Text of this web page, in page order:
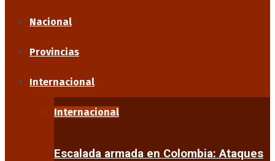
Nacional
Provincias
Internacional
Internacional
Escalada armada en Colombia: Ataques